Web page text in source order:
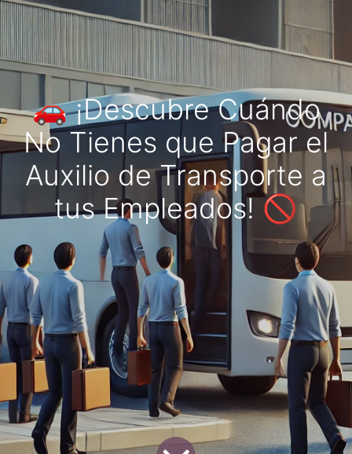
🚗 ¡Descubre Cuándo
No Tienes que Pagar el
Auxilio de Transporte a
tus Empleados! 🚫